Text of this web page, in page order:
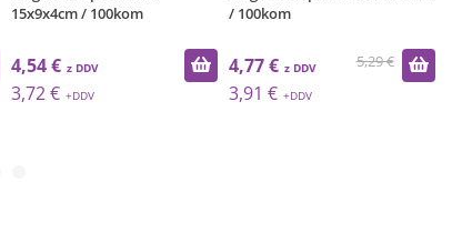
15x9x4cm / 100kom
4,54 €
3,72 €
/ 100kom
5,29 €
4,77 €
3,91 €